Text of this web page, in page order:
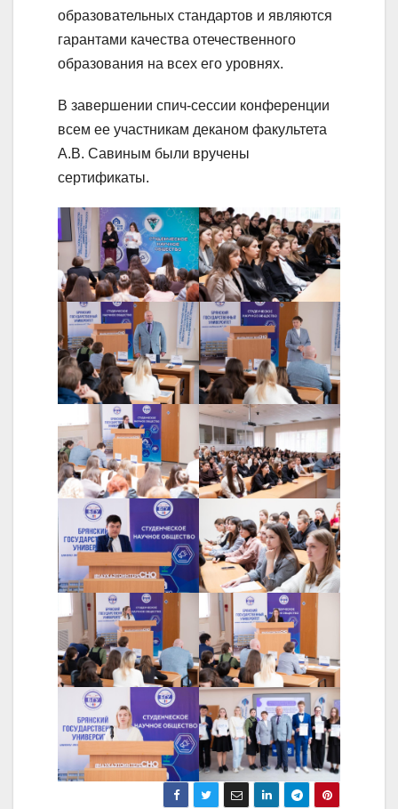
образовательных стандартов и являются
гарантами качества отечественного
образования на всех его уровнях.
В завершении спич-сессии конференции
всем ее участникам деканом факультета
А.В. Савиным были вручены
сертификаты.